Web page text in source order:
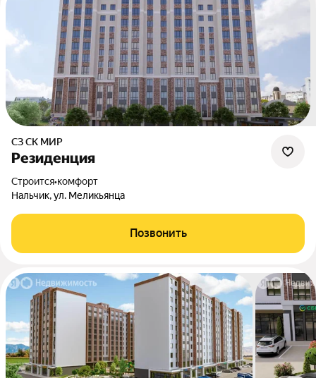
СЗ СК МИР
Резиденция
Строится•комфорт
Нальчик, ул. Меликьянца
Позвонить